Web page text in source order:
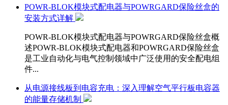
POWR-BLOK模块式配电器与POWRGARD保险丝盒的
安装方式详解
POWR-BLOK模块式配电器与POWRGARD保险丝盒概
述POWR-BLOK模块式配电器和POWRGARD保险丝盒
是工业自动化与电气控制领域中广泛使用的安全配电组
件...
从电源接线板到电容充电：深入理解空气平行板电容器
的能量存储机制